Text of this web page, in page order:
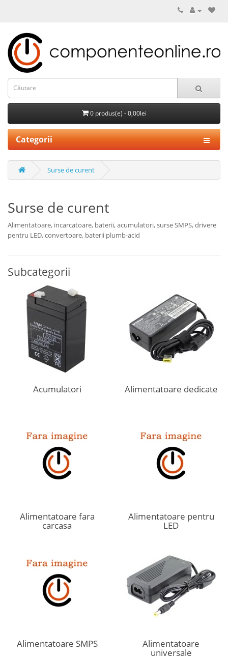
0 produs(e) - 0,00lei
Categorii
Surse de curent
Surse de curent
Alimentatoare, incarcatoare, baterii, acumulatori, surse SMPS, drivere
pentru LED, convertoare, baterii plumb-acid
Subcategorii
Acumulatori Alimentatoare dedicate
Alimentatoare fara
carcasa
Alimentatoare pentru
LED
Alimentatoare SMPS Alimentatoare
universale